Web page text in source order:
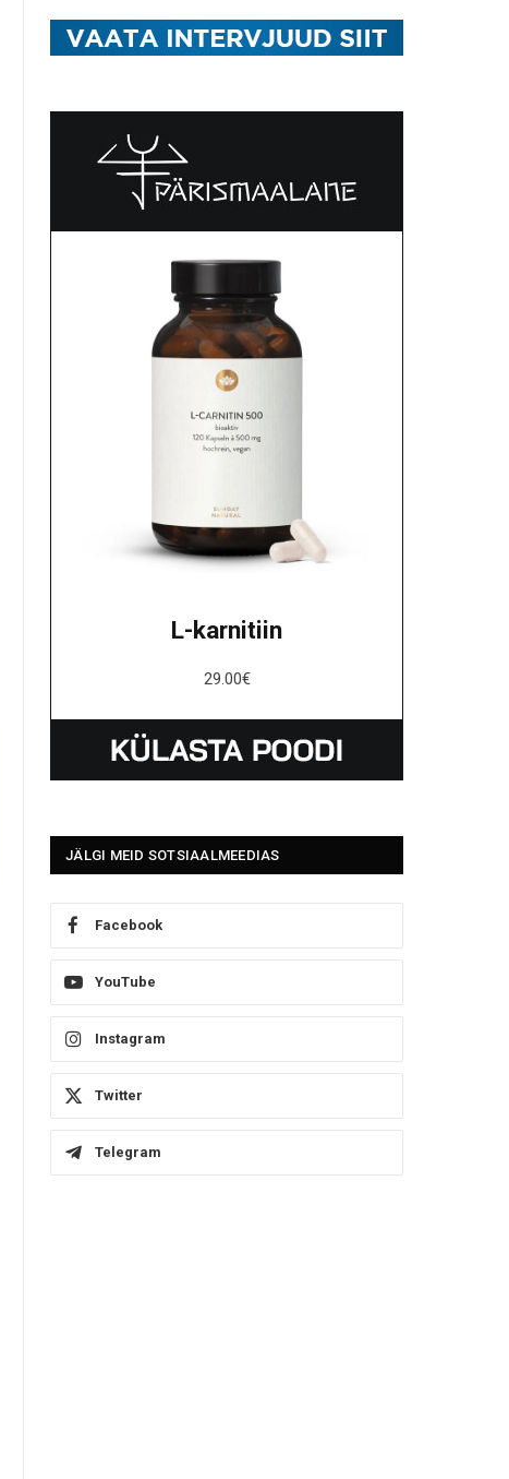
L-karnitiin
29.00€
JÄLGI MEID SOTSIAALMEEDIAS
Facebook
YouTube
Instagram
Twitter
Telegram